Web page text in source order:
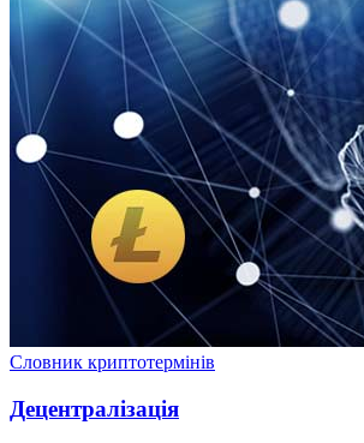
Словник криптотермінів
Децентралізація